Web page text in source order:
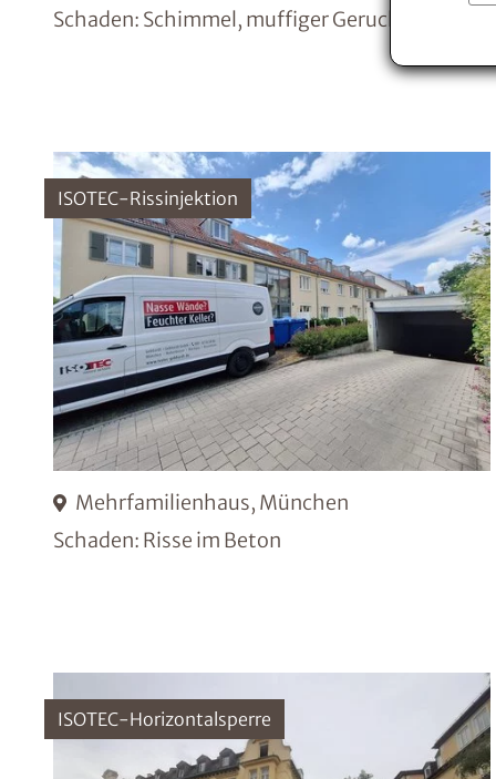
Schaden: Schimmel, muffiger Geruch
Mehrfamilienhaus, München
Schaden: Risse im Beton
ISOTEC-Rissinjektion
ISOTEC-Horizontalsperre